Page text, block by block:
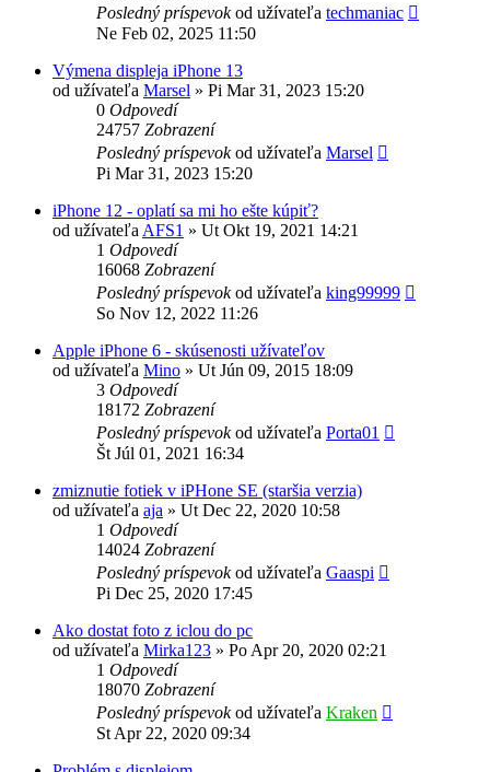
Posledný príspevokod užívateľa techmaniac
Ne Feb 02, 2025 11:50
Výmena displeja iPhone 13
od užívateľa Marsel » Pi Mar 31, 2023 15:20
0 Odpovedí
24757 Zobrazení
Posledný príspevokod užívateľa Marsel
Pi Mar 31, 2023 15:20
iPhone 12 - oplatí sa mi ho ešte kúpiť?
od užívateľa AFS1 » Ut Okt 19, 2021 14:21
1 Odpovedí
16068 Zobrazení
Posledný príspevokod užívateľa king99999
So Nov 12, 2022 11:26
Apple iPhone 6 - skúsenosti užívateľov
od užívateľa Mino » Ut Jún 09, 2015 18:09
3 Odpovedí
18172 Zobrazení
Posledný príspevokod užívateľa Porta01
Št Júl 01, 2021 16:34
zmiznutie fotiek v iPHone SE (staršia verzia)
od užívateľa aja » Ut Dec 22, 2020 10:58
1 Odpovedí
14024 Zobrazení
Posledný príspevokod užívateľa Gaaspi
Pi Dec 25, 2020 17:45
Ako dostat foto z iclou do pc
od užívateľa Mirka123 » Po Apr 20, 2020 02:21
1 Odpovedí
18070 Zobrazení
Posledný príspevokod užívateľa Kraken
St Apr 22, 2020 09:34